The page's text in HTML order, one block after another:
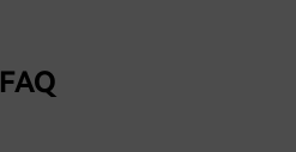
FAQ